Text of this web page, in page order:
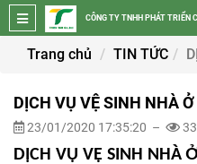
CÔNG TY TNHH PHÁT TRIỂN
Trang chủ TIN TỨC
DỊCH VỤ VỆ SINH NHÀ Ở
23/01/2020 17:35:20 –
DỊCH VỤ VỆ SINH NHÀ